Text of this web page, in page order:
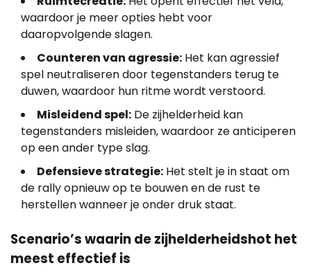
waardoor je meer opties hebt voor
daaropvolgende slagen.
Counteren van agressie: Het kan agressief
spel neutraliseren door tegenstanders terug te
duwen, waardoor hun ritme wordt verstoord.
Misleidend spel: De zijhelderheid kan
tegenstanders misleiden, waardoor ze anticiperen
op een ander type slag.
Defensieve strategie: Het stelt je in staat om
de rally opnieuw op te bouwen en de rust te
herstellen wanneer je onder druk staat.
Scenario’s waarin de zijhelderheidshot het
meest effectief is